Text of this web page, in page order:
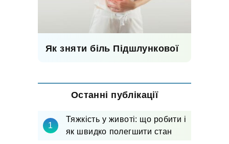
Як зняти біль Підшлункової
Останні публікації
Тяжкість у животі: що робити і
як швидко полегшити стан